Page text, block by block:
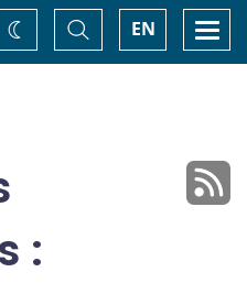
EN
Basculer
la
recherche
Changez
de
: